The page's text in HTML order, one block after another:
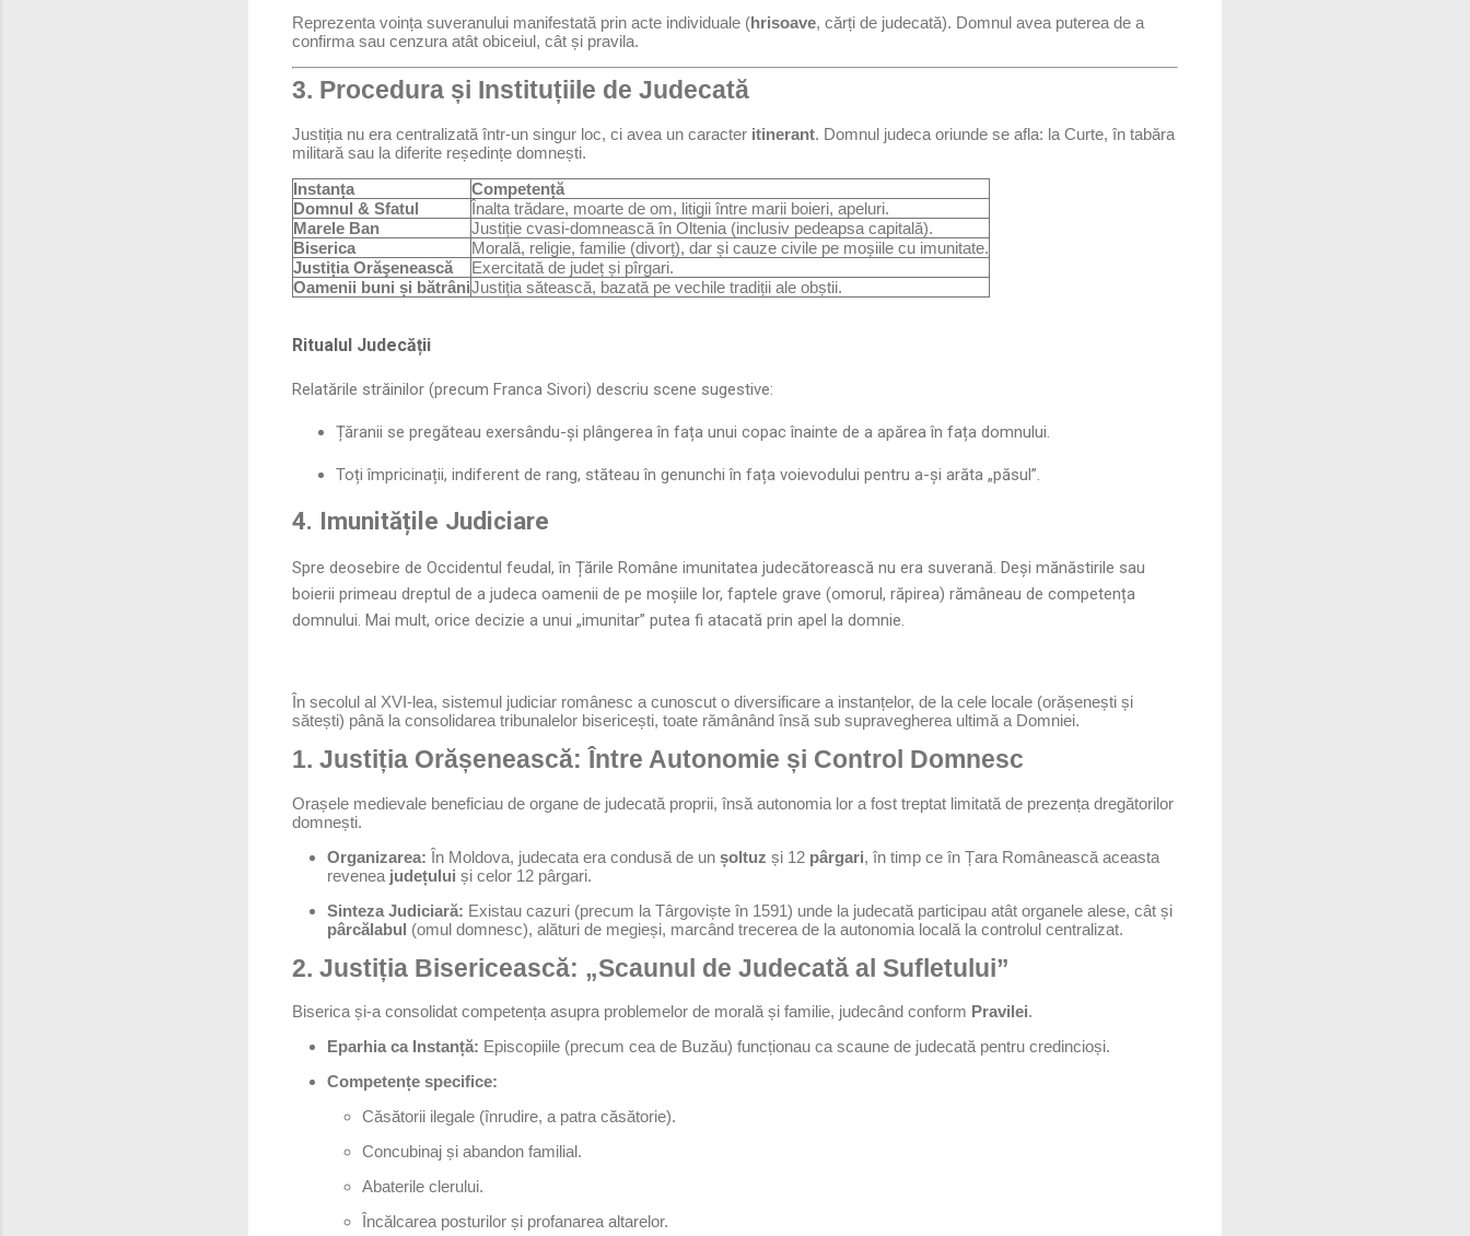
Reprezenta voința suveranului manifestată prin acte individuale (hrisoave, cărți de judecată). Domnul avea puterea de a
confirma sau cenzura atât obiceiul, cât și pravila.
3. Procedura și Instituțiile de Judecată
Justiția nu era centralizată într-un singur loc, ci avea un caracter itinerant. Domnul judeca oriunde se afla: la Curte, în tabăra
militară sau la diferite reședințe domnești.
Instanța
Competență
Domnul & Sfatul
Înalta trădare, moarte de om, litigii între marii boieri, apeluri.
Marele Ban
Justiție cvasi-domnească în Oltenia (inclusiv pedeapsa capitală).
Biserica
Morală, religie, familie (divorț), dar și cauze civile pe moșiile cu imunitate.
Justiția Orăşenească
Exercitată de județ și pîrgari.
Oamenii buni și bătrâniJustiția sătească, bazată pe vechile tradiții ale obștii.
Ritualul Judecății
Relatările străinilor (precum Franca Sivori) descriu scene sugestive:
Țăranii se pregăteau exersându-și plângerea în fața unui copac înainte de a apărea în fața domnului.
Toți împricinații, indiferent de rang, stăteau în genunchi în fața voievodului pentru a-și arăta „păsul”.
4. Imunitățile Judiciare
Spre deosebire de Occidentul feudal, în Țările Române imunitatea judecătorească nu era suverană. Deși mănăstirile sau
boierii primeau dreptul de a judeca oamenii de pe moșiile lor, faptele grave (omorul, răpirea) rămâneau de competența
domnului. Mai mult, orice decizie a unui „imunitar” putea fi atacată prin apel la domnie.
În secolul al XVI-lea, sistemul judiciar românesc a cunoscut o diversificare a instanțelor, de la cele locale (orășenești și
sătești) până la consolidarea tribunalelor bisericești, toate rămânând însă sub supravegherea ultimă a Domniei.
1. Justiția Orășenească: Între Autonomie și Control Domnesc
Orașele medievale beneficiau de organe de judecată proprii, însă autonomia lor a fost treptat limitată de prezența dregătorilor
domnești.
Organizarea: În Moldova, judecata era condusă de un șoltuz și 12 pârgari, în timp ce în Țara Românească aceasta
revenea județului și celor 12 pârgari.
Sinteza Judiciară: Existau cazuri (precum la Târgoviște în 1591) unde la judecată participau atât organele alese, cât și
pârcălabul (omul domnesc), alături de megieși, marcând trecerea de la autonomia locală la controlul centralizat.
2. Justiția Bisericească: „Scaunul de Judecată al Sufletului”
Biserica și-a consolidat competența asupra problemelor de morală și familie, judecând conform Pravilei.
Eparhia ca Instanță: Episcopiile (precum cea de Buzău) funcționau ca scaune de judecată pentru credincioși.
Competențe specifice:
Căsătorii ilegale (înrudire, a patra căsătorie).
Concubinaj și abandon familial.
Abaterile clerului.
Încălcarea posturilor și profanarea altarelor.